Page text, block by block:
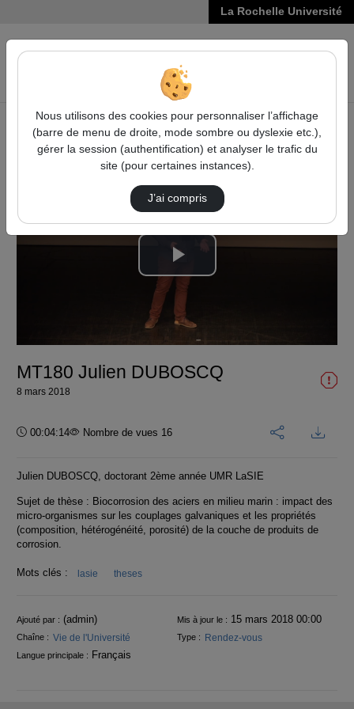
La Rochelle Université
VIDÉOS
Accueil Vidéos MT180 Julien DUBOSCQ
Lire
la
vidéo
MT180 Julien DUBOSCQ
8 mars 2018
Durée :
00:04:14 Nombre de vues 16
Julien DUBOSCQ, doctorant 2ème année UMR LaSIE
Sujet de thèse : Biocorrosion des aciers en milieu marin : impact des
micro-organismes sur les couplages galvaniques et les propriétés
(composition, hétérogénéité, porosité) de la couche de produits de
corrosion.
Mots clés : lasie theses
Informations
Ajouté par : (admin) Mis à jour le : 15 mars 2018 00:00
Chaîne : Vie de l'Université Type : Rendez-vous
Langue principale : Français
Nous utilisons des cookies pour personnaliser l’affichage
(barre de menu de droite, mode sombre ou dyslexie etc.),
gérer la session (authentification) et analyser le trafic du
site (pour certaines instances).
J’ai compris